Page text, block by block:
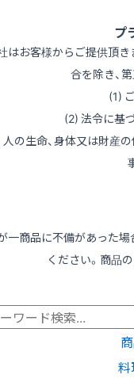
プ
はお客様からご提供頂
合を除き、
(1)
(2) 法令に基
の生命、身体又は財産
一商品に不備があった
ください。商品
料